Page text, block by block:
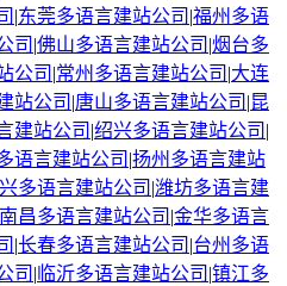
|东莞多语言建站公司 |福州 多语
司 |佛山多语言建站公司 |烟台多
公司 |常州 多语言建站公司 |大连
站公司 |唐山多语言建站公司 |昆
建站公司 |绍兴多语言建站公司 |
语言建站公司 |扬州 多语言建站
多语言建站公司 |潍坊多语言建
南昌多语言建站公司 |金华多语言
|长春多语言建站公司 |台州 多语
司 | 临沂多语言建站公司 |镇江多